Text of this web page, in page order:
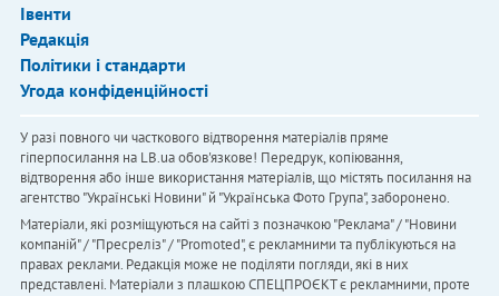
Івенти
Редакція
Політики і стандарти
Угода конфіденційності
У разі повного чи часткового відтворення матеріалів пряме
гіперпосилання на LB.ua обов'язкове! Передрук, копіювання,
відтворення або інше використання матеріалів, що містять посилання на
агентство "Українськi Новини" й "Українська Фото Група", заборонено.
Матеріали, які розміщуються на сайті з позначкою "Реклама" / "Новини
компаній" / "Пресреліз" / "Promoted", є рекламними та публікуються на
правах реклами. Редакція може не поділяти погляди, які в них
представлені. Матеріали з плашкою СПЕЦПРОЄКТ є рекламними, проте